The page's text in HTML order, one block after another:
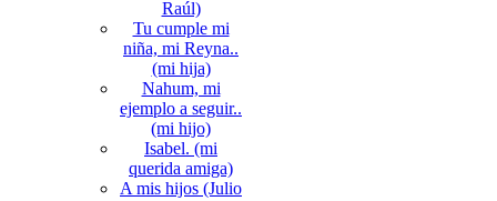
Raúl)
Tu cumple mi
niña, mi Reyna..
(mi hija)
Nahum, mi
ejemplo a seguir..
(mi hijo)
Isabel. (mi
querida amiga)
A mis hijos (Julio